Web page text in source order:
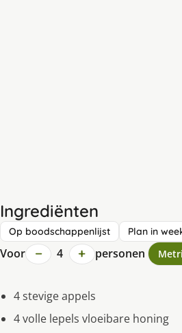
Ingrediënten
Op boodschappenlijst Plan in
Voor − 4 + personen
4 stevige appels
4 volle lepels vloeibare honing